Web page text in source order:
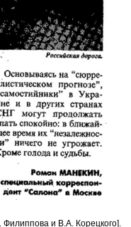
и В.А. Корецкого].